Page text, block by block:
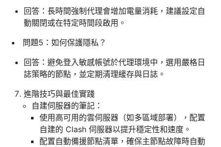
回答：長時間強制代理會增加電量消耗，建議設定自
動關閉或在特定時間段啟用。
問題5：如何保護隱私？
回答：避免登入敏感帳號於代理環境中，選用嚴格日
誌策略的節點，並定期清理緩存與日誌。
進階技巧與最佳實踐
自建伺服器的筆記：
使用高可用的雲伺服器（如多區域部署），配置
自建的 Clash 伺服器以提升穩定性和速度。
配置自動備援節點清單，確保主節點故障時自動